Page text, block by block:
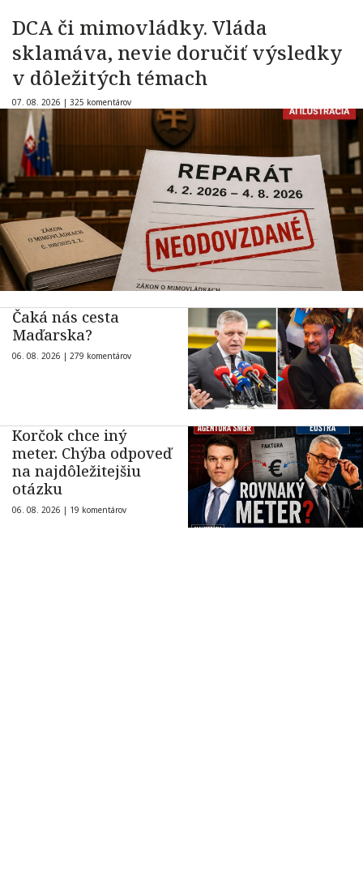
DCA či mimovládky. Vláda
sklamáva, nevie doručiť výsledky
v dôležitých témach
07. 08. 2026 | 325 komentárov
Čaká nás cesta
Maďarska?
06. 08. 2026 | 279 komentárov
Korčok chce iný
meter. Chýba odpoveď
na najdôležitejšiu
otázku
06. 08. 2026 | 19 komentárov